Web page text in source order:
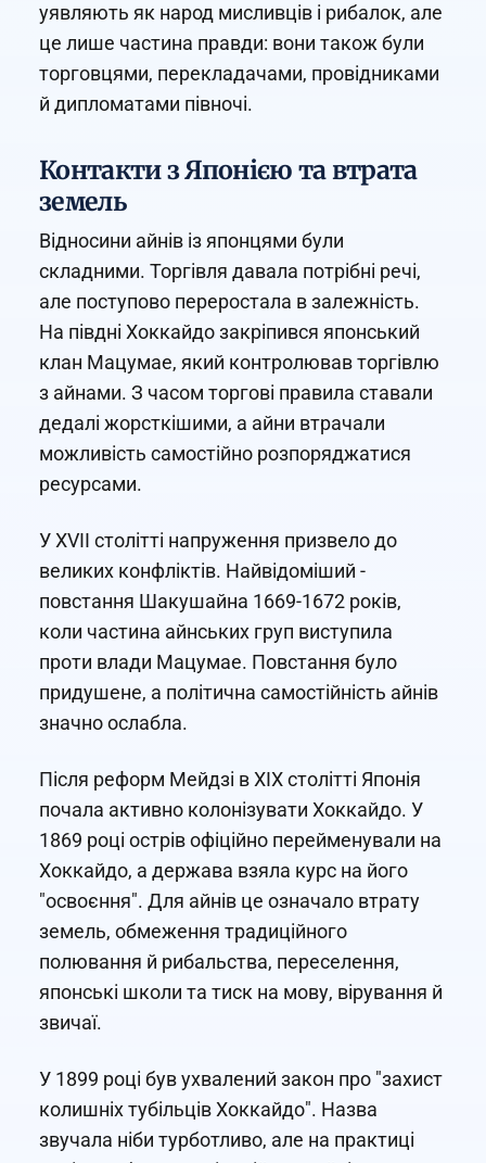
уявляють як народ мисливців і рибалок, але
це лише частина правди: вони також були
торговцями, перекладачами, провідниками
й дипломатами півночі.
Контакти з Японією та втрата
земель
Відносини айнів із японцями були
складними. Торгівля давала потрібні речі,
але поступово переростала в залежність.
На півдні Хоккайдо закріпився японський
клан Мацумае, який контролював торгівлю
з айнами. З часом торгові правила ставали
дедалі жорсткішими, а айни втрачали
можливість самостійно розпоряджатися
ресурсами.
У XVII столітті напруження призвело до
великих конфліктів. Найвідоміший -
повстання Шакушайна 1669-1672 років,
коли частина айнських груп виступила
проти влади Мацумае. Повстання було
придушене, а політична самостійність айнів
значно ослабла.
Після реформ Мейдзі в XIX столітті Японія
почала активно колонізувати Хоккайдо. У
1869 році острів офіційно перейменували на
Хоккайдо, а держава взяла курс на його
"освоєння". Для айнів це означало втрату
земель, обмеження традиційного
полювання й рибальства, переселення,
японські школи та тиск на мову, вірування й
звичаї.
У 1899 році був ухвалений закон про "захист
колишніх тубільців Хоккайдо". Назва
звучала ніби турботливо, але на практиці